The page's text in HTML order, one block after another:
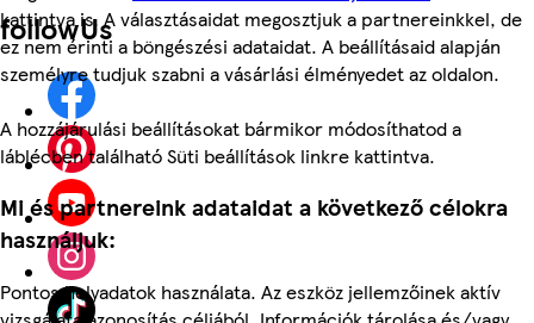
kattintva is. A választásaidat megosztjuk a partnereinkkel, de
ez nem érinti a böngészési adataidat. A beállításaid alapján
személyre tudjuk szabni a vásárlási élményedet az oldalon.
A hozzájárulási beállításokat bármikor módosíthatod a
láblécben található Süti beállítások linkre kattintva.
Mi és partnereink adataidat a következő célokra
használjuk:
Pontos helyadatok használata. Az eszköz jellemzőinek aktív
followUs